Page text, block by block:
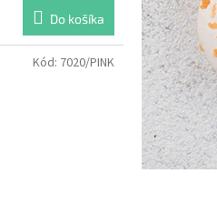
Do košíka
Kód: 7020/PINK